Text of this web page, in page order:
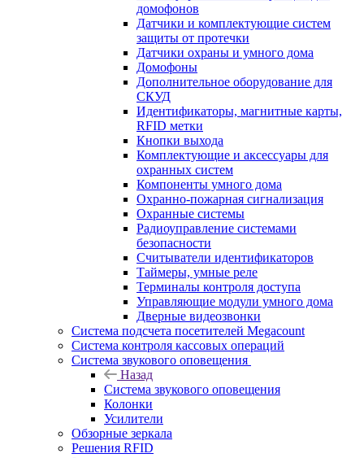
домофонов
Датчики и комплектующие систем
защиты от протечки
Датчики охраны и умного дома
Домофоны
Дополнительное оборудование для
СКУД
Идентификаторы, магнитные карты,
RFID метки
Кнопки выхода
Комплектующие и аксессуары для
охранных систем
Компоненты умного дома
Охранно-пожарная сигнализация
Охранные системы
Радиоуправление системами
безопасности
Считыватели идентификаторов
Таймеры, умные реле
Терминалы контроля доступа
Управляющие модули умного дома
Дверные видеозвонки
Система подсчета посетителей Megacount
Система контроля кассовых операций
Система звукового оповещения
Назад
Система звукового оповещения
Колонки
Усилители
Обзорные зеркала
Решения RFID